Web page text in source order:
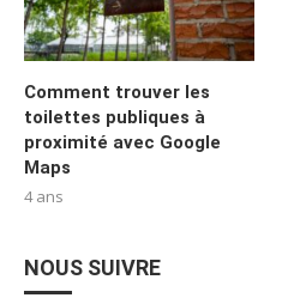
Comment trouver les
toilettes publiques à
proximité avec Google
Maps
4 ans
NOUS SUIVRE